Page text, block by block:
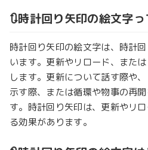
🔃時計回り矢印の絵文字
時計回り矢印の絵文字は、時計
います。更新やリロード、また
します。更新について話す際や
示す際、または循環や物事の再
す。時計回り矢印は、更新やリ
る効果があります。